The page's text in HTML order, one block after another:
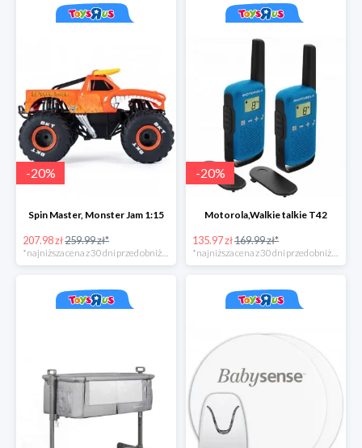
-20%
Spin Master, Monster Jam 1:15
207.98 zł259.99 zł*
*najniższa cena z 30 dni przed obniżką
-20%
Motorola,Walkie talkie T42
135.97 zł169.99 zł*
*najniższa cena z 30 dni przed obniżką